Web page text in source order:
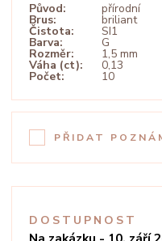
Původ:
přírodní
Brus: briliant
Čistota: SI1
Barva: G
Rozměr: 1,5 mm
Váha (ct): 0,13
Počet: 10
PŘIDAT
DOSTUPNOST